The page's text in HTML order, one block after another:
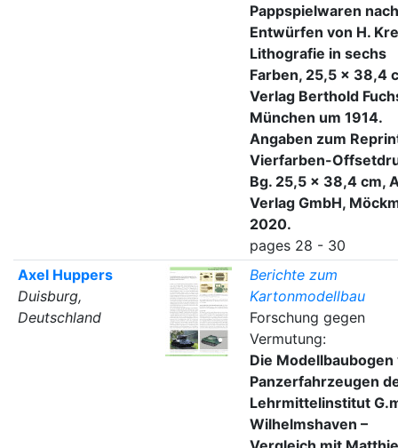
Pappspielwaren nach
Entwürfen von H.
Lithografie in sechs
Farben, 25,5 × 38,4
Verlag Berthold
München um 1914.
Angaben zum
Vierfarben-
Bg. 25,5 x 38,4 cm,
Verlag GmbH,
2020.
pages 28 - 30
Axel Huppers
Duisburg,
Deutschland
Berichte zum
Kartonmodellbau
Forschung gegen
Vermutung:
Die Modellbaubogen
Panzerfahrzeugen
Lehrmittelinstitut
Wilhelmshaven –